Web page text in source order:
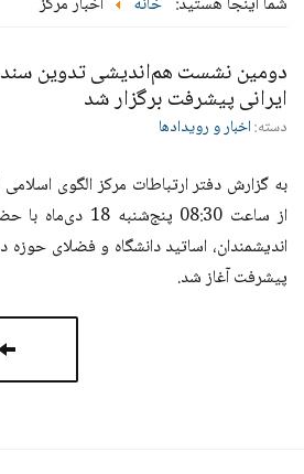
دومین نشست هم‌اندیشی تدوین سند
ایرانی پیشرفت برگزار شد
دسته:اخبار و رویدادها
به گزارش دفتر ارتباطات مرکز الگوی
از ساعت 08:30
اندیشمندان، اساتید دانشگاه و فضلای حوزه
پیشرفت آغاز شد.